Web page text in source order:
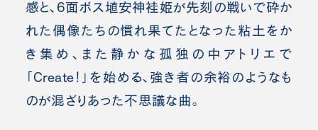
感と、6面ボス埴安神袿姫が先刻の戦いで砕か
れた偶像たちの慣れ果てたとなった粘土をか
き集め、また静かな孤独の中アトリエで
「Create！」を始める、強き者の余裕のようなも
のが混ざりあった不思議な曲。